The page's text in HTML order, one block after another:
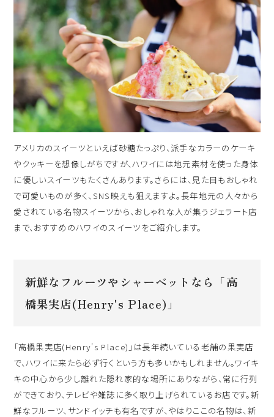
アメリカのスイーツといえば砂糖たっぷり、派手なカラーのケーキ
やクッキーを想像しがちですが、ハワイには地元素材を使った身体
に優しいスイーツもたくさんあります。さらには、見た目もおしゃれ
で可愛いものが多く、SNS映えも狙えますよ。長年地元の人々から
愛されている名物スイーツから、おしゃれな人が集うジェラート店
まで、おすすめのハワイのスイーツをご紹介します。
新鮮なフルーツやシャーベットなら「高
橋果実店(Henry's Place)」
「高橋果実店(Henry's Place)」は長年続いている老舗の果実店
で、ハワイに来たら必ず行くという方も多いかもしれません。ワイキ
キの中心から少し離れた隠れ家的な場所にありながら、常に行列
ができており、テレビや雑誌に多く取り上げられているお店です。新
鮮なフルーツ、サンドイッチも有名ですが、やはりここの名物は、新
キャンペーン
5つの特徴
よくあるご質問
お客様の声
ハワイの最新情報
お問い合わせ
ご予約の流れ
ハワイ旅行～ご出発からご帰国までの流れ～
CLOSE
現地出発日
2026年9月03日(木)
泊数 部屋数
人数
大人2名/子供0名/添い寝0名/幼児0名
宿泊+航空券を検索
宿泊予約のみのお客様
シェラトン・ワイキキ・ビーチリゾート
モアナサーフライダー ウェスティンリゾート&スパ
シェラトン プリンセス・カイウラニ
CLOSE